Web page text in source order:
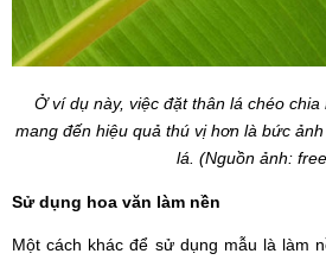
Ở ví dụ này, việc đặt thân lá chéo
mang đến hiệu quả thú vị hơn là bức
lá. (Nguồn ảnh:
Sử dụng hoa văn làm nền
Một cách khác để sử dụng mẫu là làm